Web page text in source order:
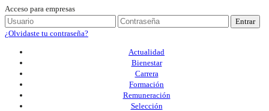
Acceso para empresas
Entrar
¿Olvidaste tu contraseña?
Actualidad
Bienestar
Carrera
Formación
Remuneración
Selección